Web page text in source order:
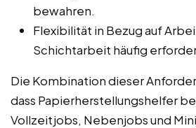
bewahren.
Flexibilität in Bezug auf
Schichtarbeit häufig
Die Kombination dieser
dass Papierherstellungshelfer
Vollzeitjobs, Nebenjobs und